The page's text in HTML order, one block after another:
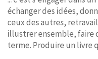
échanger des idées,
ceux des autres,
illustrer ensemble, faire
terme. Produire un livre